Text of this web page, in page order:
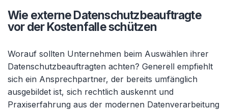
Wie externe Datenschutzbeauftragte
vor der Kostenfalle schützen
Worauf sollten Unternehmen beim Auswählen ihrer
Datenschutzbeauftragten achten? Generell empfiehlt
sich ein Ansprechpartner, der bereits umfänglich
ausgebildet ist, sich rechtlich auskennt und
Praxiserfahrung aus der modernen Datenverarbeitung